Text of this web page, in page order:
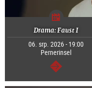
Drama: Faust I
06. srp. 2026 - 19:00
Pernerinsel
continue